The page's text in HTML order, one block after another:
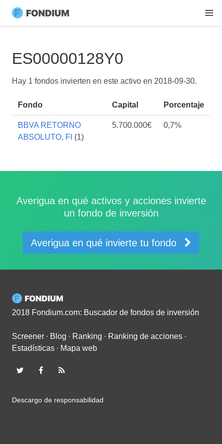
ES00000128Y0
Hay 1 fondos invierten en este activo en 2018-09-30.
Fondo Capital Porcentaje
BBVA RETORNO
ABSOLUTO, FI (1)
5.700.000€ 0,7%
Averigua en qué activos y acciones invierte
un fondo de inversión
Averigua en qué invierte tu fondo
2018 Fondium.com: Buscador de fondos de inversión
Screener ∙ Blog ∙ Ranking ∙ Ranking de acciones ∙
Estadísticas ∙ Mapa web
Descargo de responsabilidad